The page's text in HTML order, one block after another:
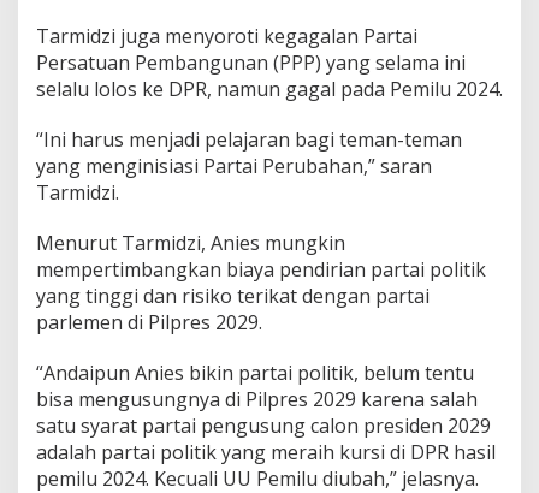
Tarmidzi juga menyoroti kegagalan Partai
Persatuan Pembangunan (PPP) yang selama ini
selalu lolos ke DPR, namun gagal pada Pemilu 2024.
“Ini harus menjadi pelajaran bagi teman-teman
yang menginisiasi Partai Perubahan,” saran
Tarmidzi.
Menurut Tarmidzi, Anies mungkin
mempertimbangkan biaya pendirian partai politik
yang tinggi dan risiko terikat dengan partai
parlemen di Pilpres 2029.
“Andaipun Anies bikin partai politik, belum tentu
bisa mengusungnya di Pilpres 2029 karena salah
satu syarat partai pengusung calon presiden 2029
adalah partai politik yang meraih kursi di DPR hasil
pemilu 2024. Kecuali UU Pemilu diubah,” jelasnya.